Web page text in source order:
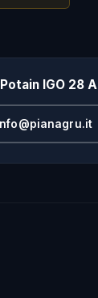
IGO 28 A